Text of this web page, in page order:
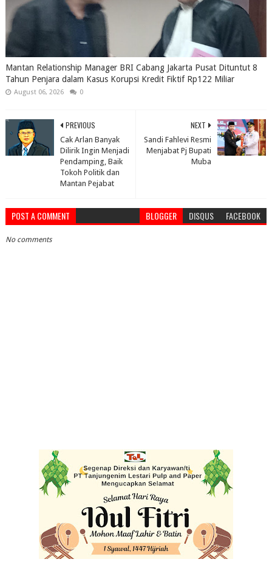
Mantan Relationship Manager BRI Cabang Jakarta Pusat Dituntut 8
Tahun Penjara dalam Kasus Korupsi Kredit Fiktif Rp122 Miliar
August 06, 2026 0
NEXT
Sandi Fahlevi Resmi
Menjabat Pj Bupati
Muba
PREVIOUS
Cak Arlan Banyak
Dilirik Ingin Menjadi
Pendamping, Baik
Tokoh Politik dan
Mantan Pejabat
POST A COMMENT BLOGGER DISQUS FACEBOOK
No comments